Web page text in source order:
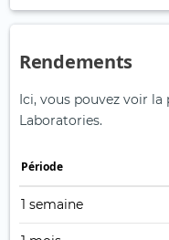
Rendements
Ici, vous pouvez voir
Laboratories.
Période
1 semaine